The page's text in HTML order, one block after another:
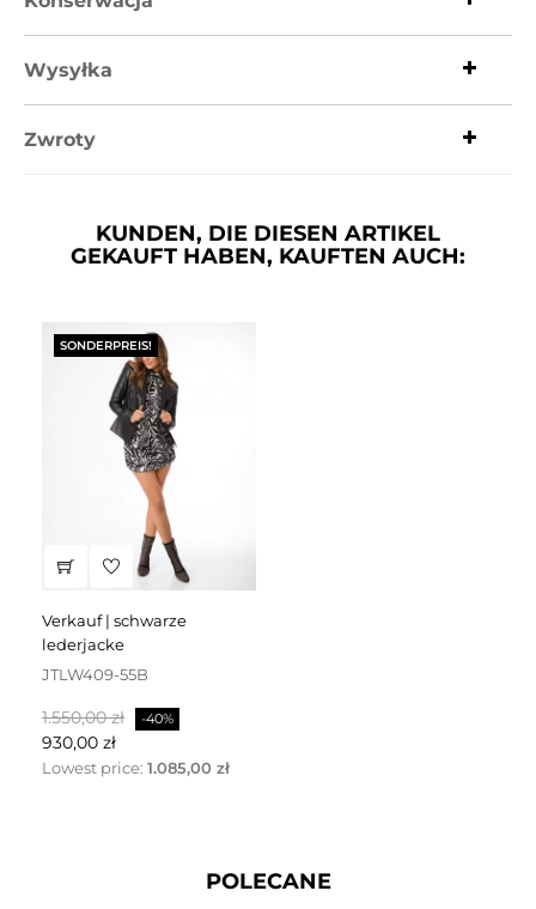
Wysyłka
Zwroty
KUNDEN, DIE DIESEN ARTIKEL
GEKAUFT HABEN, KAUFTEN AUCH:
SONDERPREIS!
verkauf | schwarze
lederjacke
JTLW409-55B
Regulärer
Preis
1.550,00 zł -40%
930,00 zł
Lowest price: 1.085,00 zł
POLECANE